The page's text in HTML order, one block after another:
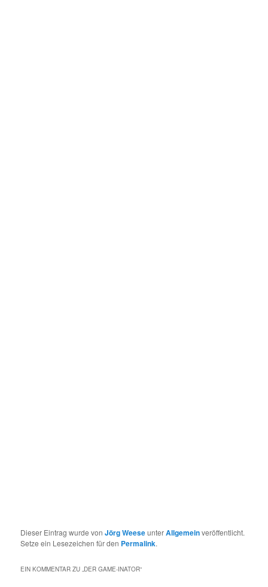
Dieser Eintrag wurde vonJörg WeeseunterAllgemeinveröffentlicht.
Setze ein Lesezeichen für den Permalink.
EIN KOMMENTAR ZU „DER GAME-INATOR“